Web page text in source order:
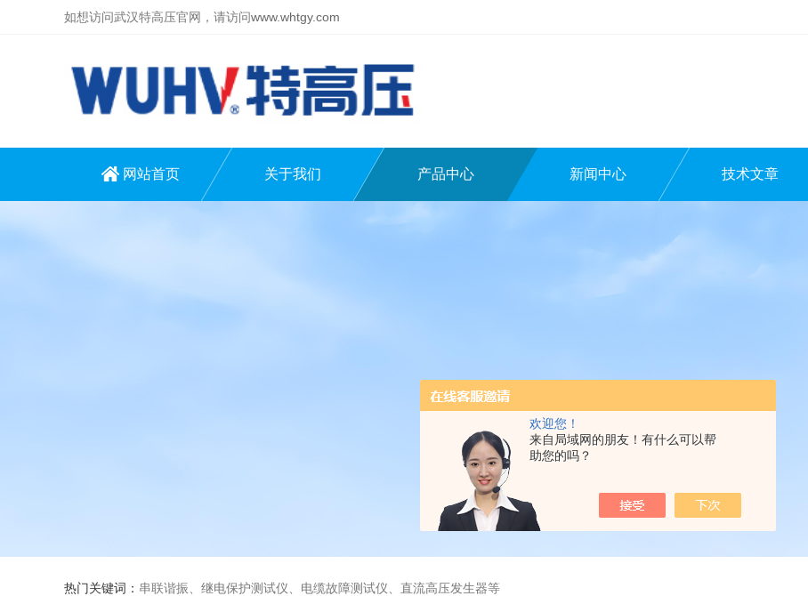
欢迎您！
来自局域网的朋友！有什么可以帮
助您的吗？
如想访问武汉特高压官网，请访问www.whtgy.com
网站首页 关于我们 产品中心 新闻中心 技术文章
热门关键词： 串联谐振、继电保护测试仪、电缆故障测试仪、直流高压发生器等